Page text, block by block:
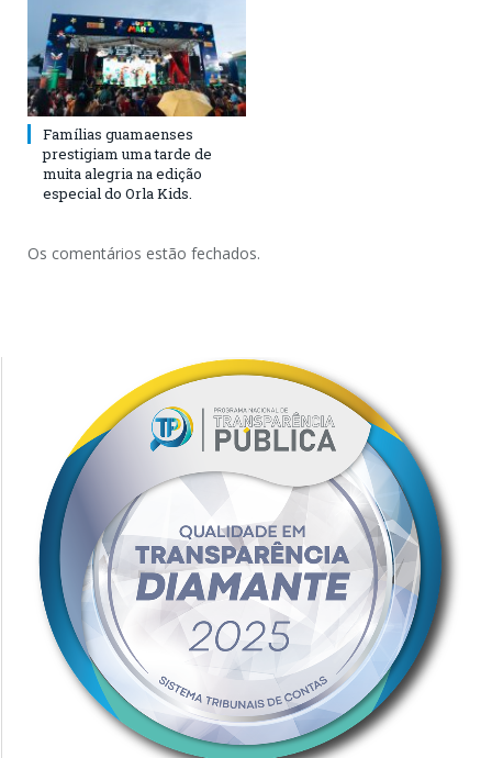
Famílias guamaenses
prestigiam uma tarde de
muita alegria na edição
especial do Orla Kids.
Os comentários estão fechados.